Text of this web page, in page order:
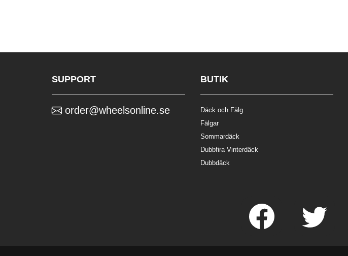
SUPPORT
order@wheelsonline.se
BUTIK
Däck och Fälg
Fälgar
Sommardäck
Dubbfira Vinterdäck
Dubbdäck